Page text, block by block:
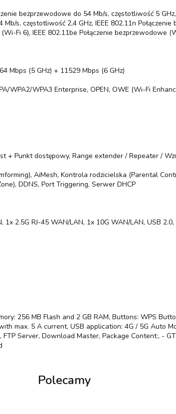
bezprzewodowe do 54 Mb/s, częstotliwość 5
s, częstotliwość 2,4 GHz, IEEE 802.11n
Fi 6), IEEE 802.11be Połączenie bezprzewodowe
Mbps (5 GHz) + 11529 Mbps (6 GHz)
WPA2/WPA3 Enterprise, OPEN, OWE (Wi-Fi
+ Punkt dostępowy, Range extender / Repeater /
AiMesh, Kontrola rodzicielska (Parental
DDNS, Port Triggering, Serwer DHCP
1x 2.5G RJ-45 WAN/LAN, 1x 10G WAN/LAN, USB
256 MB Flash and 2 GB RAM, Buttons: WPS
max. 5 A current, USB application: 4G / 5G Auto
Server, Download Master, Package Content:, -
Polecamy